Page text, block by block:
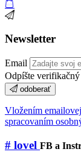
Newsletter
Email
Odpíšte
odoberať
Vložením
spracovaním
# lovel FB a